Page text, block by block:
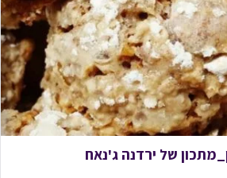
של ירדנה ג'נאח